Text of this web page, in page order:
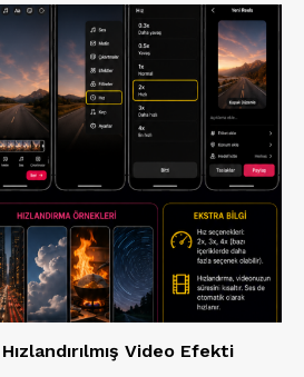
Video Efekti